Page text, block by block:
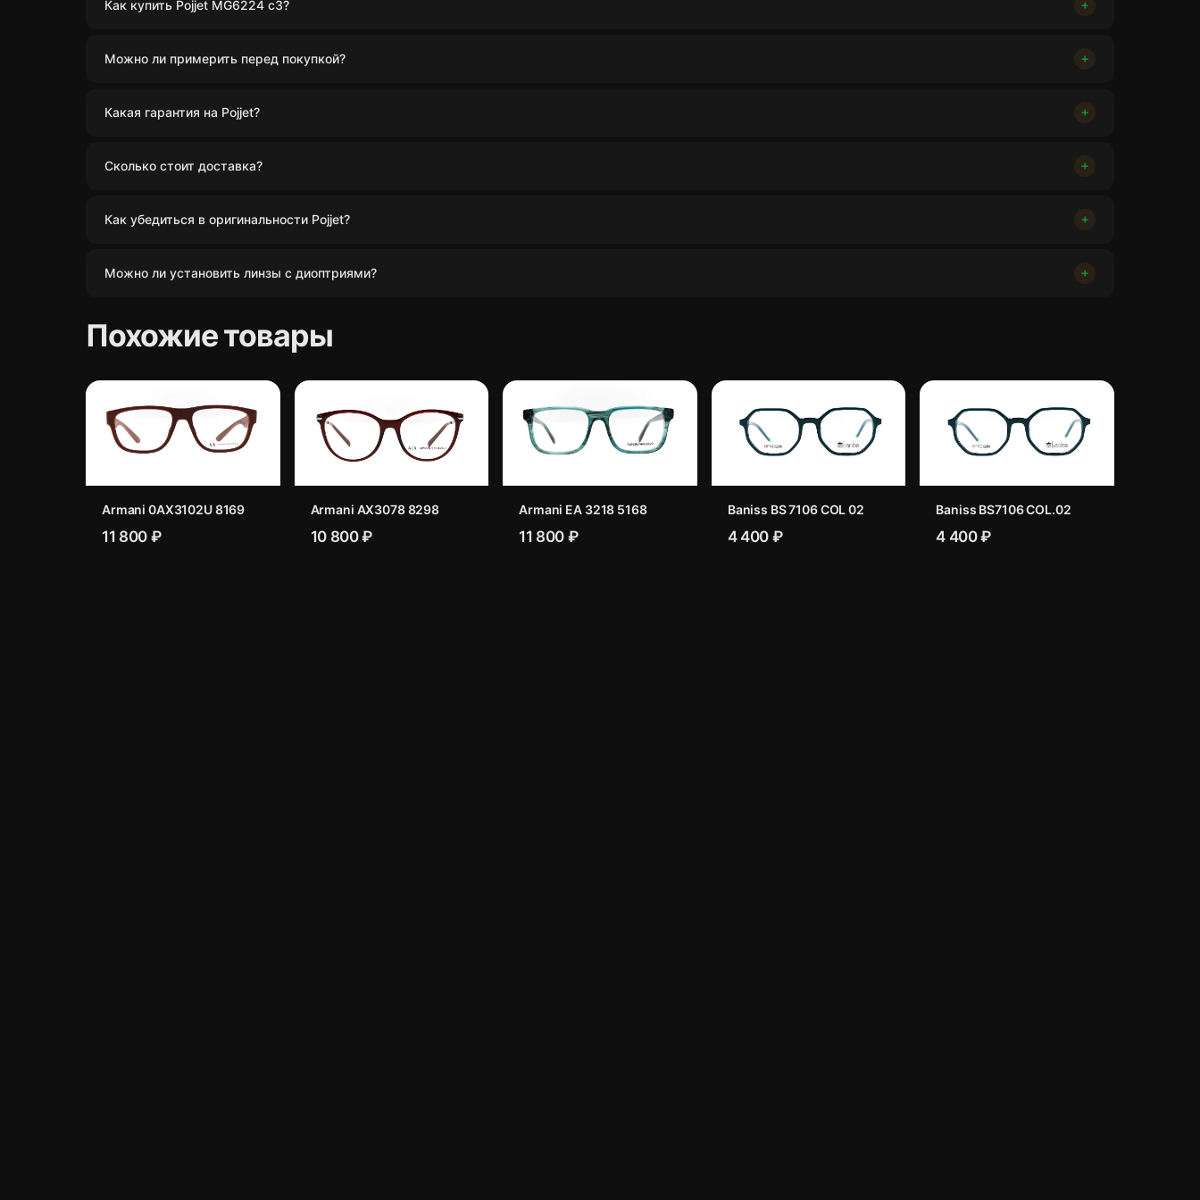
Как купить Pojjet MG6224 c3?
Можно ли примерить перед покупкой?
Какая гарантия на Pojjet?
Сколько стоит доставка?
Как убедиться в оригинальности Pojjet?
Можно ли установить линзы с диоптриями?
Похожие товары
Armani 0AX3102U 8169
11 800 ₽
Armani AX3078 8298
10 800 ₽
Armani EA 3218 5168
11 800 ₽
Baniss BS 7106 COL 02
4 400 ₽
Baniss BS7106 COL.02
4 400 ₽